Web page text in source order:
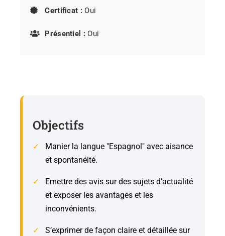
Certificat :Oui
Présentiel :Oui
Objectifs
Manier la langue "Espagnol" avec aisance
et spontanéité.
Emettre des avis sur des sujets d’actualité
et exposer les avantages et les
inconvénients.
S’exprimer de façon claire et détaillée sur